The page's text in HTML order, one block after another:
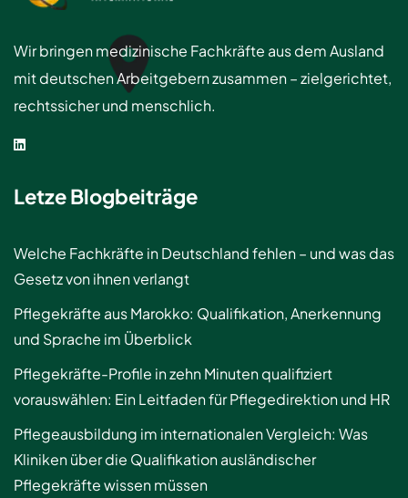
Wir bringen medizinische Fachkräfte aus dem Ausland
mit deutschen Arbeitgebern zusammen – zielgerichtet,
rechtssicher und menschlich.
Letze Blogbeiträge
Welche Fachkräfte in Deutschland fehlen – und was das
Gesetz von ihnen verlangt
Pflegekräfte aus Marokko: Qualifikation, Anerkennung
und Sprache im Überblick
Pflegekräfte-Profile in zehn Minuten qualifiziert
vorauswählen: Ein Leitfaden für Pflegedirektion und HR
Pflegeausbildung im internationalen Vergleich: Was
Kliniken über die Qualifikation ausländischer
Pflegekräfte wissen müssen